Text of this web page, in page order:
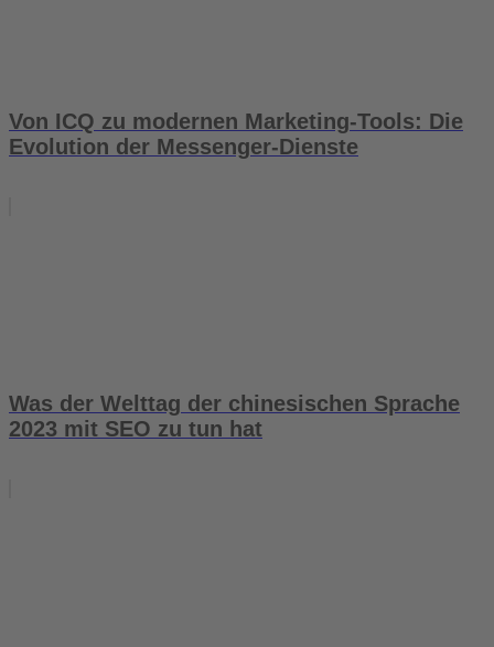
Von ICQ zu modernen Marketing-Tools: Die
Evolution der Messenger-Dienste
Was der Welttag der chinesischen Sprache
2023 mit SEO zu tun hat